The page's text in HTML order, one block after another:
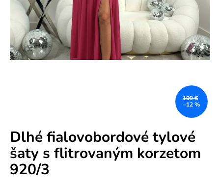
Dlhé fialovobordové tylové
šaty s flitrovaným korzetom
920/3
109 €
–12 %
n
á
j
HĽADAŤ